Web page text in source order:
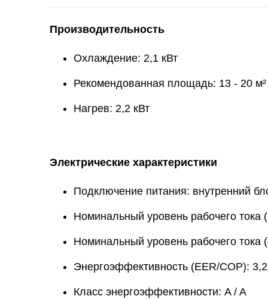
Производительность
Охлаждение: 2,1 кВт
Рекомендованная площадь: 13 - 20 м²
Нагрев: 2,2 кВт
Электрические характеристики
Подключение питания: внутренний
Номинальный уровень рабочего тока
Номинальный уровень рабочего тока
Энергоэффективность (EER/COP):
Класс энергоэффективности: A / A